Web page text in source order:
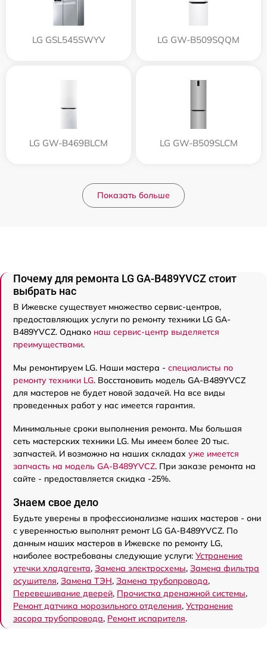
LG GSL545SWYV LG GW-B509SQQM
LG GW-B469BLCM LG GW-B509SLCM
Показать больше
Почему для ремонта LG GA-B489YVCZ стоит
выбрать нас
В Ижевске существует множество сервис-центров,
предоставляющих услуги по ремонту техники LG GA-
B489YVCZ. Однако наш сервис-центр выделяется
преимуществами.
Мы ремонтируем LG. Наши мастера - специалисты по
ремонту техники LG. Восстановить модель GA-B489YVCZ
для мастеров не будет новой задачей. На все виды
проведенных работ у нас имеется гарантия.
Минимальные сроки выполнения ремонта. Мы большая
сеть мастерских техники LG. Мы имеем более 20 тыс.
запчастей. И возможно на наших складах уже имеется
запчасть на модель GA-B489YVCZ. При заказе ремонта на
сайте - предоставляется скидка -25%.
Знаем свое дело
Будьте уверены в профессионализме наших мастеров - они
с уверенностью выполнят ремонт LG GA-B489YVCZ. По
данным наших мастеров в Ижевске по ремонту LG,
наиболее востребованы следующие услуги: Устранение
утечки хладагента, Замена электросхемы, Замена фильтра
осушителя, Замена ТЭН, Замена трубопровода,
Перевешивание дверей, Прочистка дренажной системы,
Ремонт датчика морозильного отделения, Устранение
засора трубопровода, Ремонт испарителя.